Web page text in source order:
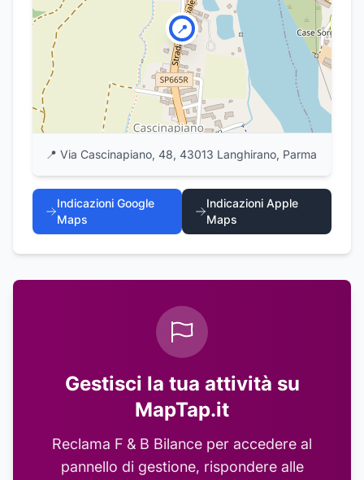
📍
📍 Via Cascinapiano, 48, 43013 Langhirano, Parma
Indicazioni Google
Maps
Indicazioni Apple
Maps
Gestisci la tua attività su
MapTap.it
Reclama F & B Bilance per accedere al
pannello di gestione, rispondere alle